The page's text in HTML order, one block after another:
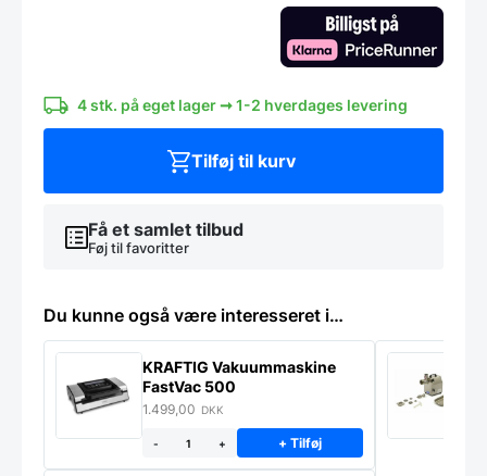
4 stk. på eget lager ➞ 1-2 hverdages levering
Få et samlet tilbud
Føj til favoritter
Tilføj til kurv
Du kunne også være interesseret i…
KRAFTIG Vakuummaskine
FastVac 500
1.499,00 DKK
- + + Tilføj